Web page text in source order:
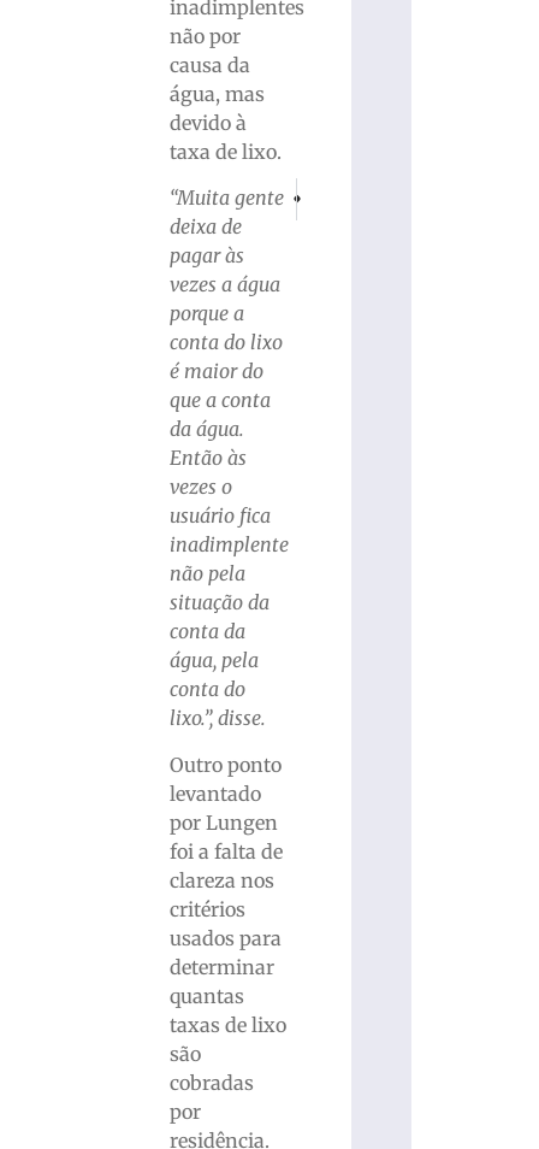
inadimplentes
não por
causa da
água, mas
devido à
taxa de lixo.
“Muita gente
deixa de
pagar às
vezes a água
porque a
conta do lixo
é maior do
que a conta
da água.
Então às
vezes o
usuário fica
inadimplente
não pela
situação da
conta da
água, pela
conta do
lixo.”, disse.
Outro ponto
levantado
por Lungen
foi a falta de
clareza nos
critérios
usados para
determinar
quantas
taxas de lixo
são
cobradas
por
residência.
PRÓXIMO
Vereador pede que Governo do Estado